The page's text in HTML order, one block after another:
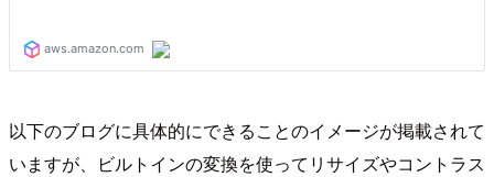
以下のブログに具体的にできることのイメージが掲載されて
いますが、ビルトインの変換を使ってリサイズやコントラス